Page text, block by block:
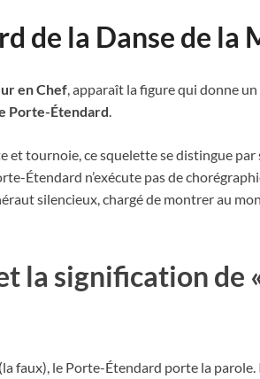
de la Danse de la
en Chef, apparaît la figure qui donne
Porte-Étendard.
et tournoie, ce squelette se distingue par
Étendard n’exécute pas de
silencieux, chargé de montrer au
la signification de
faux), le Porte-Étendard porte la